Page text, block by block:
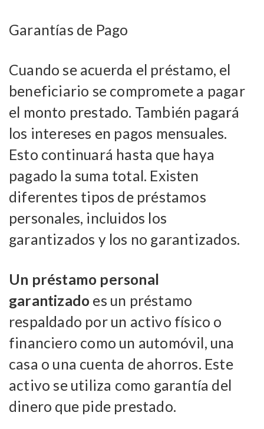
Garantías de Pago
Cuando se acuerda el préstamo, el
beneficiario se compromete a pagar
el monto prestado. También pagará
los intereses en pagos mensuales.
Esto continuará hasta que haya
pagado la suma total. Existen
diferentes tipos de préstamos
personales, incluidos los
garantizados y los no garantizados.
Un préstamo personal
garantizado es un préstamo
respaldado por un activo físico o
financiero como un automóvil, una
casa o una cuenta de ahorros. Este
activo se utiliza como garantía del
dinero que pide prestado.